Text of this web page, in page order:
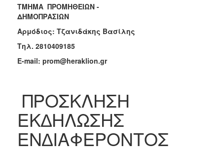
2017
ΤΟΠΟΣ
ΠΟΛΙΤΙΣΜΟΣ
ΤΜΗΜΑ ΠΡΟΜΗΘΕΙΩΝ -
ΔΗΜΟΠΡΑΣΙΩΝ
Αρμόδιος: Τζανιδάκης Βασίλης
Τηλ. 2810409185
E-mail: prom@heraklion.gr
ΠΡΟΣΚΛΗΣΗ
ΕΚ∆ΗΛΩΣΗΣ
ΕΝ∆ΙΑΦΕΡΟΝΤΟΣ